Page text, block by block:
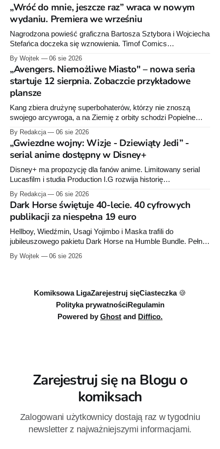
„Wróć do mnie, jeszcze raz” wraca w nowym
wydaniu. Premiera we wrześniu
Nagrodzona powieść graficzna Bartosza Sztybora i Wojciecha
Stefańca doczeka się wznowienia. Timof Comics
raz”, którego pierwsze wydanie ukazało się w 2015 roku.
By Wojtek 06 sie 2026
„Avengers. Niemożliwe Miasto" – nowa seria
startuje 12 sierpnia. Zobaczcie przykładowe
plansze
Kang zbiera drużynę superbohaterów, którzy nie znoszą
swojego arcywroga, a na Ziemię z orbity schodzi Popielne
serii Avengers autorstwa Jeda MacKaya trafia do sklepów 12
sierpnia. Rzućcie okiem na przykładowe plansze.
By Redakcja 06 sie 2026
„Gwiezdne wojny: Wizje - Dziewiąty Jedi” -
serial anime dostępny w Disney+
Disney+ ma propozycję dla fanów anime. Limitowany serial
Lucasfilm i studia Production I.G rozwija historię
oraz „Dziewiąty Jedi: Dziecko nadziei" z serii „Gwiezdne
wojny: Wizje”. Wszystkie osiem odcinków jest już dostępnych
w Disney+.
By Redakcja 06 sie 2026
Dark Horse świętuje 40-lecie. 40 cyfrowych
publikacji za niespełna 19 euro
Hellboy, Wiedźmin, Usagi Yojimbo i Maska trafili do
jubileuszowego pakietu Dark Horse na Humble Bundle. Pełny
euro. Oferta kończy się 13 sierpnia.
By Wojtek 06 sie 2026
Komiksowa LigaZarejestruj sięCiasteczka 🍪
Polityka prywatnościRegulamin
Powered by Ghost and Diffico.
Zarejestruj się na Blogu o
komiksach
Zalogowani użytkownicy dostają raz w tygodniu
newsletter z najważniejszymi informacjami.